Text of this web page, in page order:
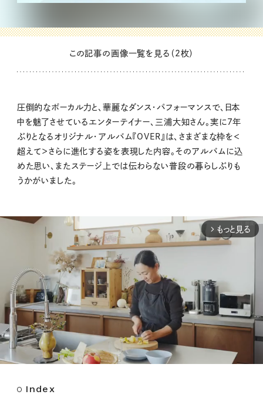
この記事の画像一覧を見る（2枚）
圧倒的なボーカル力と、華麗なダンス・パフォーマンスで、日本
中を魅了させているエンターテイナー、三浦大知さん。実に7年
ぶりとなるオリジナル・アルバム『OVER』は、さまざまな枠を＜
超えて＞さらに進化する姿を表現した内容。そのアルバムに込
めた思い、またステージ上では伝わらない普段の暮らしぶりも
うかがいました。
arrow_forward_ios もっと見る
Index